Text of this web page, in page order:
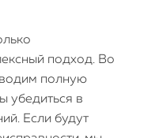
подход. Во
полную
убедиться в
Если будут